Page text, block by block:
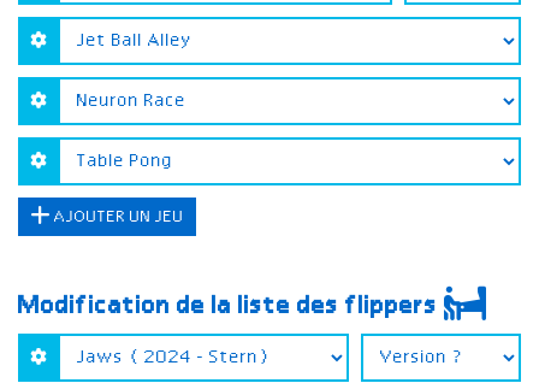
AJOUTER UN JEU
Modification de la liste des flippers